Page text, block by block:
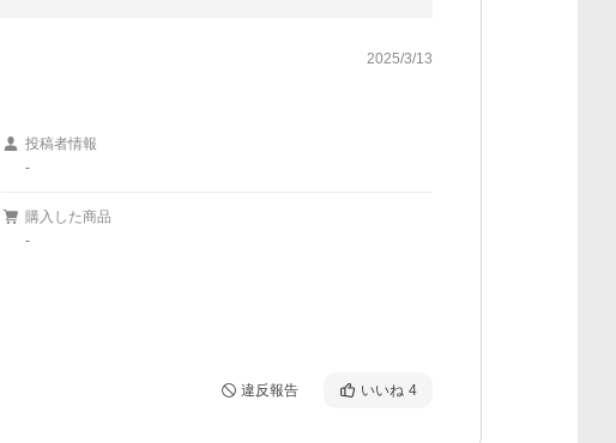
2025/3/13
投稿者情報
-
購入した商品
-
違反報告 いいね 4